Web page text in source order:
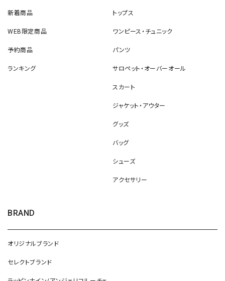
新着商品
WEB限定商品
予約商品
ランキング
トップス
ワンピース・チュニック
パンツ
サロペット・オーバーオール
スカート
ジャケット・アウター
グッズ
バッグ
シューズ
アクセサリー
BRAND
オリジナルブランド
セレクトブランド